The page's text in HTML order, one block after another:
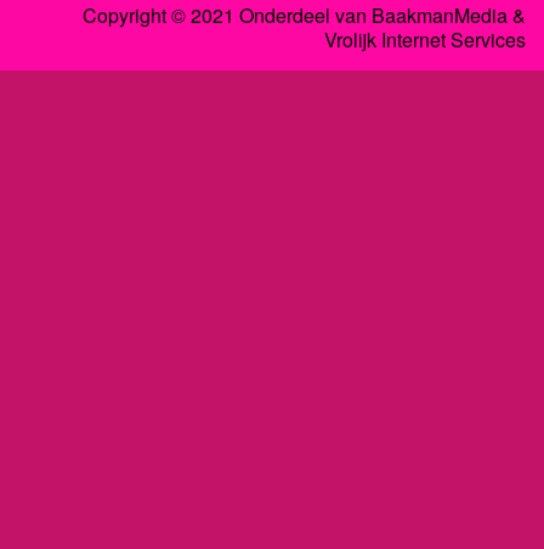
Copyright © 2021 Onderdeel van BaakmanMedia&
Vrolijk Internet Services